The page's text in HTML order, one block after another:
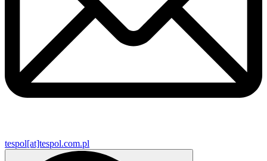
tespol[at]tespol.com.pl
Search